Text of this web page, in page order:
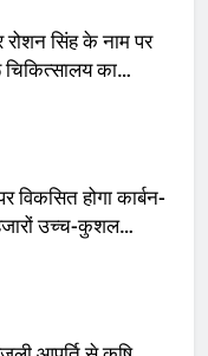
सिंह के नाम पर
का
विकसित होगा कार्बन-
उच्च-कुशल